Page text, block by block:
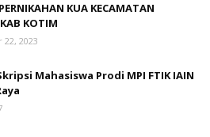
KUA KECAMATAN
KOTIM
2023
Mahasiswa Prodi MPI FTIK IAIN